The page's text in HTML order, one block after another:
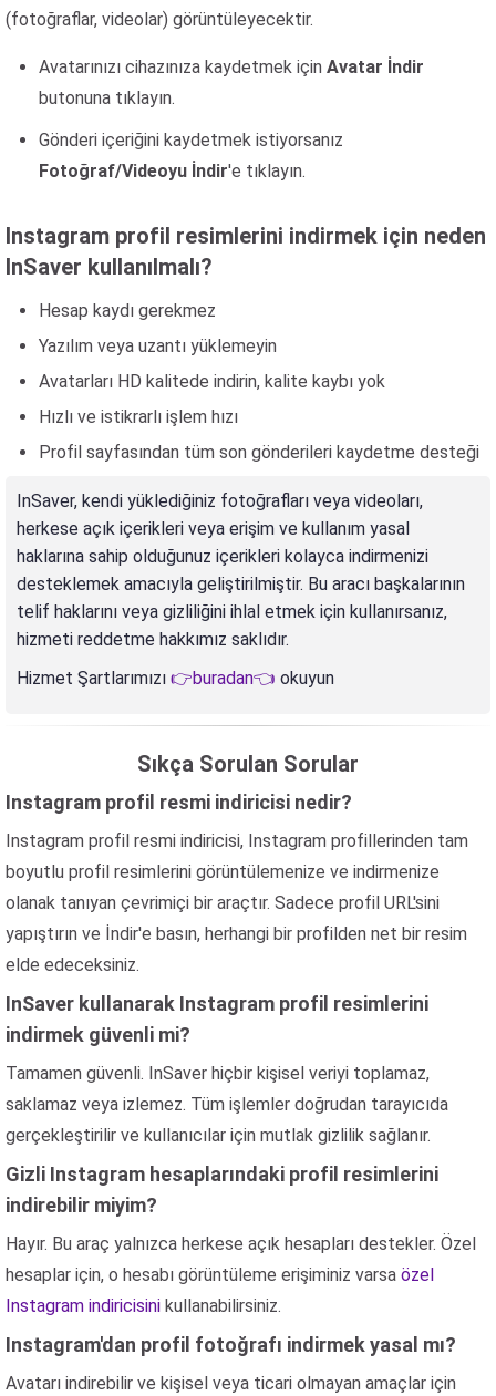
(fotoğraflar, videolar) görüntüleyecektir.
Avatarınızı cihazınıza kaydetmek için Avatar İndir
butonuna tıklayın.
Gönderi içeriğini kaydetmek istiyorsanız
Fotoğraf/Videoyu İndir'e tıklayın.
Instagram profil resimlerini indirmek için neden
InSaver kullanılmalı?
Hesap kaydı gerekmez
Yazılım veya uzantı yüklemeyin
Avatarları HD kalitede indirin, kalite kaybı yok
Hızlı ve istikrarlı işlem hızı
Profil sayfasından tüm son gönderileri kaydetme desteği
InSaver, kendi yüklediğiniz fotoğrafları veya videoları,
herkese açık içerikleri veya erişim ve kullanım yasal
haklarına sahip olduğunuz içerikleri kolayca indirmenizi
desteklemek amacıyla geliştirilmiştir. Bu aracı başkalarının
telif haklarını veya gizliliğini ihlal etmek için kullanırsanız,
hizmeti reddetme hakkımız saklıdır.
Hizmet Şartlarımızı 👉buradan👈 okuyun
Sıkça Sorulan Sorular
Instagram profil resmi indiricisi nedir?
Instagram profil resmi indiricisi, Instagram profillerinden tam
boyutlu profil resimlerini görüntülemenize ve indirmenize
olanak tanıyan çevrimiçi bir araçtır. Sadece profil URL'sini
yapıştırın ve İndir'e basın, herhangi bir profilden net bir resim
elde edeceksiniz.
InSaver kullanarak Instagram profil resimlerini
indirmek güvenli mi?
Tamamen güvenli. InSaver hiçbir kişisel veriyi toplamaz,
saklamaz veya izlemez. Tüm işlemler doğrudan tarayıcıda
gerçekleştirilir ve kullanıcılar için mutlak gizlilik sağlanır.
Gizli Instagram hesaplarındaki profil resimlerini
indirebilir miyim?
Hayır. Bu araç yalnızca herkese açık hesapları destekler. Özel
hesaplar için, o hesabı görüntüleme erişiminiz varsa özel
Instagram indiricisini kullanabilirsiniz.
Instagram'dan profil fotoğrafı indirmek yasal mı?
Avatarı indirebilir ve kişisel veya ticari olmayan amaçlar için